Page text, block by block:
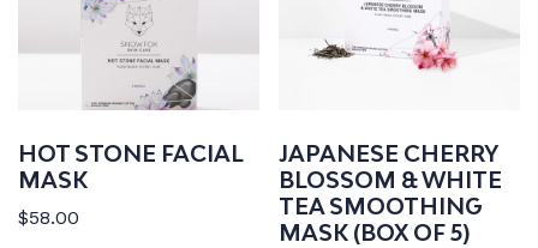
HOT STONE FACIAL
MASK
$58.00
JAPANESE CHERRY
BLOSSOM & WHITE
TEA SMOOTHING
MASK (BOX OF 5)